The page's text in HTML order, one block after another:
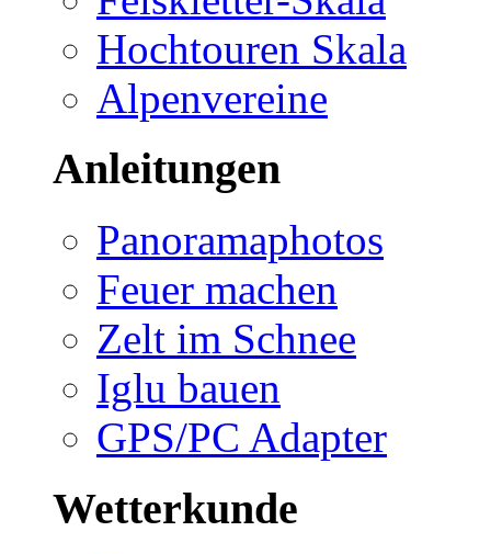
Hochtouren Skala
Alpenvereine
Anleitungen
Panoramaphotos
Feuer machen
Zelt im Schnee
Iglu bauen
GPS/PC Adapter
Wetterkunde